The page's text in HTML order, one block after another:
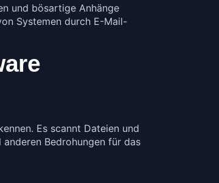
und bösartige Anhänge
Systemen durch E-Mail-
Es scannt Dateien und
Bedrohungen für das